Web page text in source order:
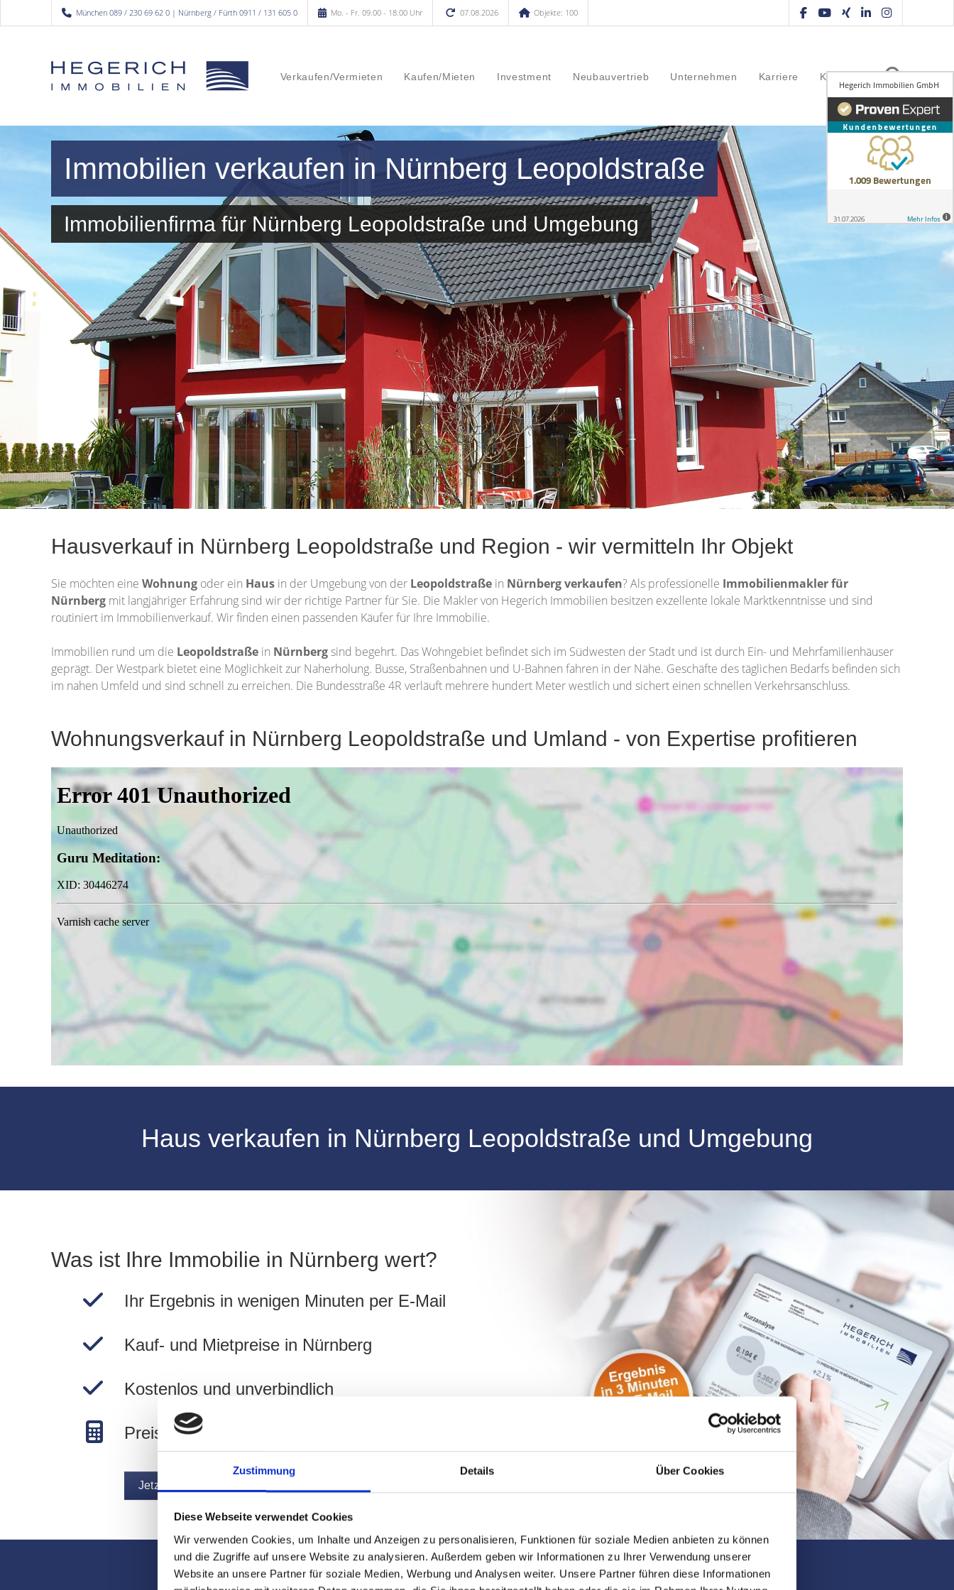
Zustimmung Details Über Cookies
Diese Webseite verwendet Cookies
Wir verwenden Cookies, um Inhalte und Anzeigen zu personalisieren, Funktionen für soziale Medien anbieten zu können
und die Zugriffe auf unsere Website zu analysieren. Außerdem geben wir Informationen zu Ihrer Verwendung unserer
Website an unsere Partner für soziale Medien, Werbung und Analysen weiter. Unsere Partner führen diese Informationen
München 089 / 230 69 62 0 | Nürnberg / Fürth 0911 / 131 605 0 Mo. - Fr. 09.00 - 18.00 Uhr 07.08.2026 Objekte: 100
Verkaufen/Vermieten Kaufen/Mieten Investment Neubauvertrieb Unternehmen Karriere Kontakt
Immobilien verkaufen in Nürnberg Leopoldstraße
Immobilienfirma für Nürnberg Leopoldstraße und Umgebung
Hausverkauf in Nürnberg Leopoldstraße und Region - wir vermitteln Ihr Objekt
Sie möchten eine Wohnung oder ein Haus in der Umgebung von der Leopoldstraße in Nürnbergverkaufen? Als professionelle Immobilienmakler für
Nürnberg mit langjähriger Erfahrung sind wir der richtige Partner für Sie. Die Makler von Hegerich Immobilien besitzen exzellente lokale Marktkenntnisse und sind
routiniert im Immobilienverkauf. Wir finden einen passenden Käufer für Ihre Immobilie.
Immobilien rund um die Leopoldstraße in Nürnbergsind begehrt. Das Wohngebiet befindet sich im Südwesten der Stadt und ist durch Ein- und Mehrfamilienhäuser
geprägt. Der Westpark bietet eine Möglichkeit zur Naherholung. Busse, Straßenbahnen und U-Bahnen fahren in der Nähe. Geschäfte des täglichen Bedarfs befinden sich
im nahen Umfeld und sind schnell zu erreichen. Die Bundesstraße 4R verläuft mehrere hundert Meter westlich und sichert einen schnellen Verkehrsanschluss.
Wohnungsverkauf in Nürnberg Leopoldstraße und Umland - von Expertise profitieren
Haus verkaufen in Nürnberg Leopoldstraße und Umgebung
Was ist Ihre Immobilie in Nürnberg wert?
Ihr Ergebnis in wenigen Minuten per E-Mail
Kauf- und Mietpreise in Nürnberg
Kostenlos und unverbindlich
Preise in Nürnberg berechnen!
Jetzt Immobilie bewerten